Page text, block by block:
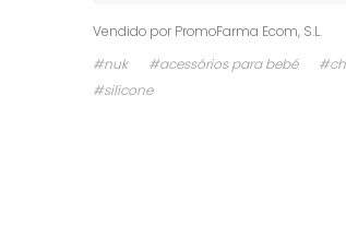
Vendido por PromoFarma Ecom, S.L.
#nuk
#acessórios para bebé
#silicone